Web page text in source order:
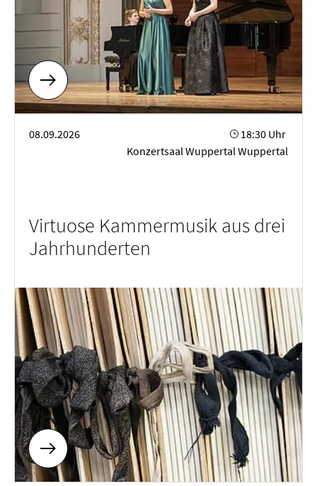
08.09.2026
18:30 Uhr
Konzertsaal Wuppertal Wuppertal
Virtuose Kammermusik aus drei
Jahrhunderten